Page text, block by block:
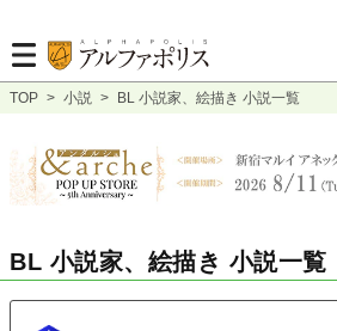
TOP > 小説 > BL 小説家、絵描き 小説一覧
BL 小説家、絵描き 小説一覧